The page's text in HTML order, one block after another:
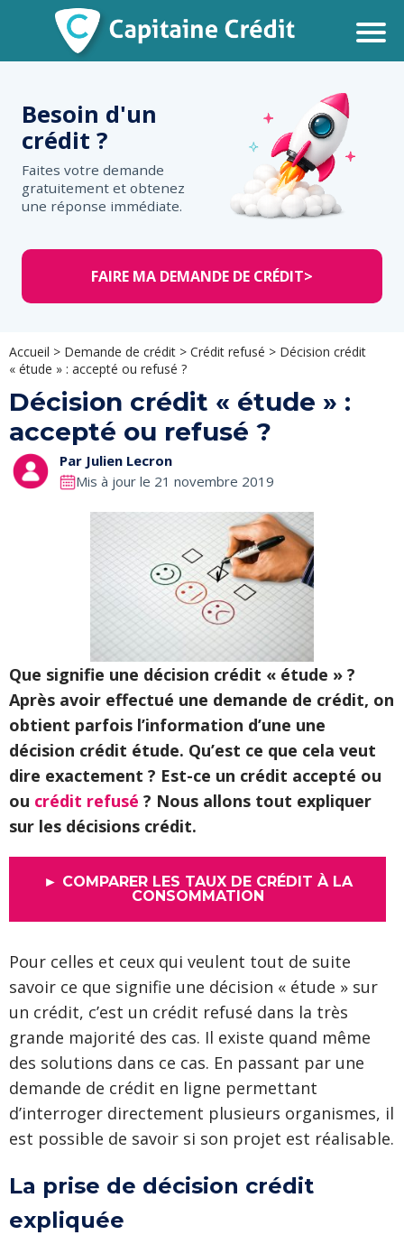
Besoin d'un
crédit ?
Faites votre demande
gratuitement et obtenez
une réponse immédiate.
FAIRE MA DEMANDE DE CRÉDIT>
Accueil > Demande de crédit > Crédit refusé > Décision crédit
« étude » : accepté ou refusé ?
Décision crédit « étude » :
accepté ou refusé ?
Par Julien Lecron
Mis à jour le 21 novembre 2019
Que signifie une décision crédit « étude » ?
Après avoir effectué une demande de crédit, on
obtient parfois l’information d’une une
décision crédit étude. Qu’est ce que cela veut
dire exactement ? Est-ce un crédit accepté ou
ou crédit refusé ? Nous allons tout expliquer
sur les décisions crédit.
► COMPARER LES TAUX DE CRÉDIT À LA
CONSOMMATION
Pour celles et ceux qui veulent tout de suite
savoir ce que signifie une décision « étude » sur
un crédit, c’est un crédit refusé dans la très
grande majorité des cas. Il existe quand même
des solutions dans ce cas. En passant par une
demande de crédit en ligne permettant
d’interroger directement plusieurs organismes, il
est possible de savoir si son projet est réalisable.
La prise de décision crédit
expliquée